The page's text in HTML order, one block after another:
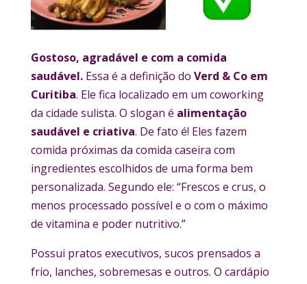
Gostoso, agradável e com a comida
saudável.Essa é a definição do Verd & Co em
Curitiba. Ele fica localizado em um coworking
da cidade sulista. O slogan é alimentação
saudável e criativa. De fato é! Eles fazem
comida próximas da comida caseira com
ingredientes escolhidos de uma forma bem
personalizada. Segundo ele: “Frescos e crus, o
menos processado possível e o com o máximo
de vitamina e poder nutritivo.”
Possui pratos executivos, sucos prensados a
frio, lanches, sobremesas e outros. O cardápio